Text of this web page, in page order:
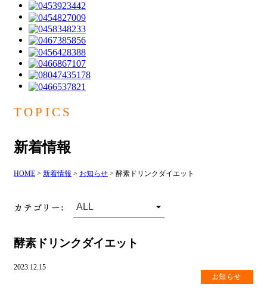
TOPICS
新着情報
HOME > 新着情報 > お知らせ > 酵素ドリンクダイエット
カテゴリー:
酵素ドリンクダイエット
2023.12.15
お知らせ